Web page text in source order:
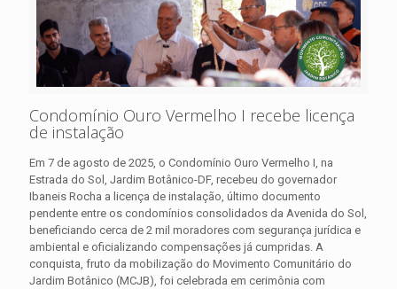
Condomínio Ouro Vermelho I recebe licença
de instalação
Em 7 de agosto de 2025, o Condomínio Ouro Vermelho I, na
Estrada do Sol, Jardim Botânico-DF, recebeu do governador
Ibaneis Rocha a licença de instalação, último documento
pendente entre os condomínios consolidados da Avenida do Sol,
beneficiando cerca de 2 mil moradores com segurança jurídica e
ambiental e oficializando compensações já cumpridas. A
conquista, fruto da mobilização do Movimento Comunitário do
Jardim Botânico (MCJB), foi celebrada em cerimônia com